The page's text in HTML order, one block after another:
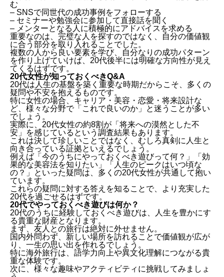
む
– SNSで同世代の成功事例をフォローする
– セミナーや勉強会に参加して直接話を聞く
– メンターとなる人に積極的にアドバイスを求める
重要なのは、完璧な人を探すのではなく、自分の価値観
に合う部分を取り入れることでした。
複数の人から良い要素を学び、自分なりの成功パターン
を作り上げていけば、20代後半には明確な方向性が見え
てくるはずです。
20代女性が知っておくべきQ&A
20代は人生の基盤を築く重要な時期だからこそ、多くの
疑問や不安を抱えるものです。
特に女性の場合、キャリア・美容・恋愛・将来設計な
ど、様々な分野で「これで良いのか」と迷うことが多い
でしょう。
実際に、20代女性の約8割が「将来への漠然とした不
安」を感じているという調査結果もあります。
これは決して珍しいことではなく、むしろ真剣に人生と
向き合っている証拠といえるでしょう。
例えば「今のうちにやっておくべき遊びって何？」「効
果的な美容法を知りたい」「人生のピークはいつ頃な
の？」といった疑問は、多くの20代女性が共通して抱い
ています。
これらの疑問に対する答えを知ることで、より充実した
20代を過ごせるはずです。
20代でやっておくべき遊びは何か？
20代のうちに経験しておくべき遊びは、人生を豊かにす
る貴重な財産となります。
まず、友人との旅行は絶対に外せません。
国内外問わず、新しい場所を訪れることで価値観が広が
り、一生の思い出を作れるでしょう。
特に海外旅行は、語学力向上や異文化理解につながる貴
重な体験です。
次に、様々な趣味やアクティビティに挑戦してみましょ